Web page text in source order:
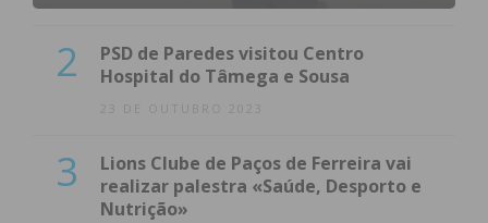
2
PSD de Paredes visitou Centro
Hospital do Tâmega e Sousa
23 DE OUTUBRO 2023
3
Lions Clube de Paços de Ferreira vai
realizar palestra «Saúde, Desporto e
Nutrição»